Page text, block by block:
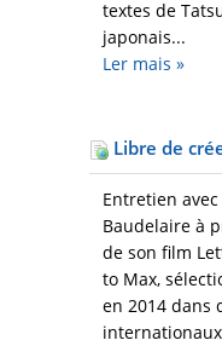
textes de
japonais...
Ler mais »
Libre de
Entretien avec
Baudelaire à
de son film
to Max,
en 2014 dans